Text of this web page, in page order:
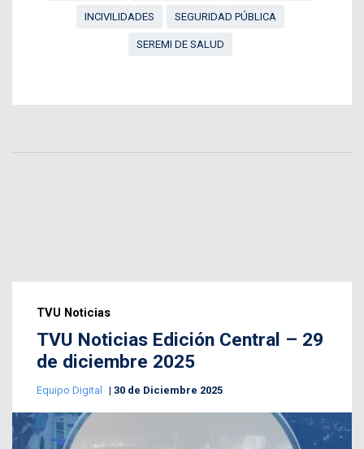
INCIVILIDADES SEGURIDAD PÚBLICA
SEREMI DE SALUD
TVU Noticias
TVU Noticias Edición Central – 29
de diciembre 2025
Equipo Digital 30 de Diciembre 2025